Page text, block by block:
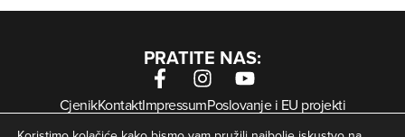
PRATITE NAS:
CjenikKontaktImpressumPoslovanje i EU projekti
Arhiva digitalnih novina
Uvjeti korištenjaZaštita privatnosti